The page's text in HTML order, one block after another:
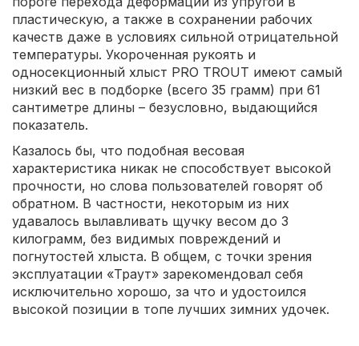
пластическую, а также в сохранении рабочих
качеств даже в условиях сильной отрицательной
температуры. Укороченная рукоять и
односекционный хлыст PRO TROUT имеют самый
низкий вес в подборке (всего 35 грамм) при 61
сантиметре длины – безусловно, выдающийся
показатель.
Казалось бы, что подобная весовая
характеристика никак не способствует высокой
прочности, но слова пользователей говорят об
обратном. В частности, некоторым из них
удавалось вылавливать щучку весом до 3
килограмм, без видимых повреждений и
погнутостей хлыста. В общем, с точки зрения
эксплуатации «Траут» зарекомендовал себя
исключительно хорошо, за что и удостоился
высокой позиции в топе лучших зимних удочек.